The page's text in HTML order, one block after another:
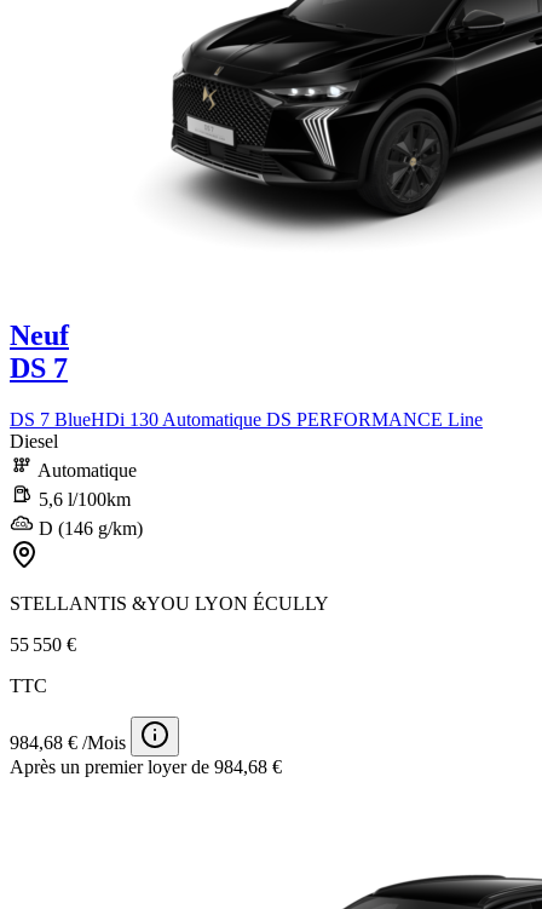
Neuf
DS 7
DS 7 BlueHDi 130 Automatique DS PERFORMANCE Line
Diesel
Automatique
5,6 l/100km
D (146 g/km)
STELLANTIS &YOU LYON ÉCULLY
55 550 €
TTC
984,68 € /Mois
Après un premier loyer de 984,68 €